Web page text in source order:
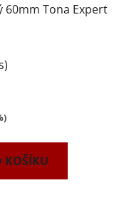
Tona Expert
KOŠÍKU